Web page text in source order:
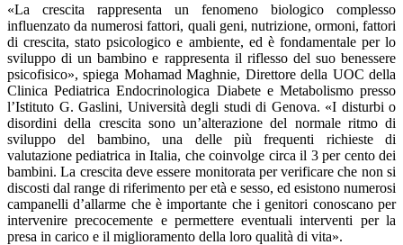
«La crescita rappresenta un fenomeno biologico complesso
influenzato da numerosi fattori, quali geni, nutrizione, ormoni, fattori
di crescita, stato psicologico e ambiente, ed è fondamentale per lo
sviluppo di un bambino e rappresenta il riflesso del suo benessere
psicofisico», spiega Mohamad Maghnie, Direttore della UOC della
Clinica Pediatrica Endocrinologica Diabete e Metabolismo presso
l’Istituto G. Gaslini, Università degli studi di Genova. «I disturbi o
disordini della crescita sono un’alterazione del normale ritmo di
sviluppo del bambino, una delle più frequenti richieste di
valutazione pediatrica in Italia, che coinvolge circa il 3 per cento dei
bambini. La crescita deve essere monitorata per verificare che non si
discosti dal range di riferimento per età e sesso, ed esistono numerosi
campanelli d’allarme che è importante che i genitori conoscano per
intervenire precocemente e permettere eventuali interventi per la
presa in carico e il miglioramento della loro qualità di vita».